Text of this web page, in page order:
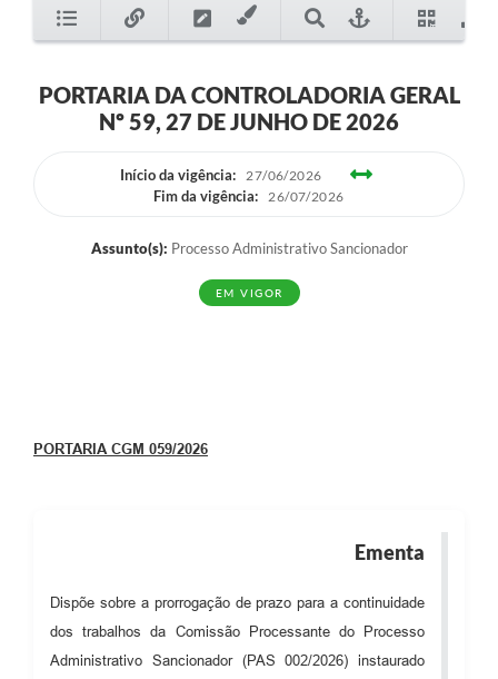
Procuradoria Jurídica - Consultoria Administrativa
Serviços da Secretaria Municipal de Fazenda
Controle Interno
Contratos
Audiências Públicas
PORTARIA DA CONTROLADORIA GERAL
Nº 59, 27 DE JUNHO DE 2026
Início da vigência: 27/06/2026
Fim da vigência: 26/07/2026
Assunto(s): Processo Administrativo Sancionador
EM VIGOR
PORTARIA CGM 059/2026
Ementa
Dispõe sobre a prorrogação de prazo para a continuidade
dos trabalhos da Comissão Processante do Processo
Administrativo Sancionador (PAS 002/2026) instaurado